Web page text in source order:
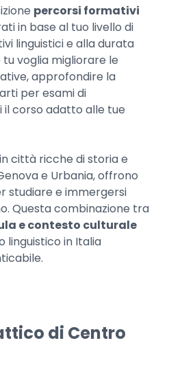
percorsi formativi
in base al tuo livello di
linguistici e alla durata
voglia migliorare le
approfondire la
per esami di
corso adatto alle tue
città ricche di storia e
e Urbania, offrono
studiare e immergersi
Questa combinazione tra
e contesto culturale
linguistico in Italia
di Centro